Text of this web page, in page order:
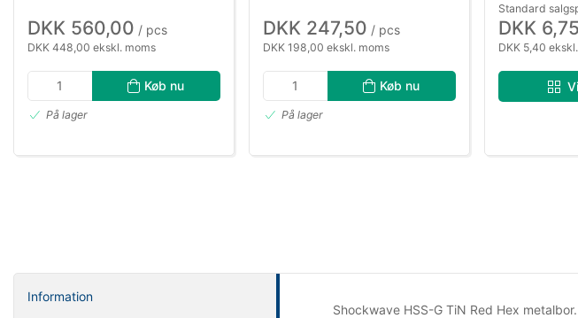
DKK 560,00 / pcs
DKK 448,00 ekskl. moms
Køb nu
På lager
DKK 247,50 / pcs
DKK 198,00 ekskl. moms
Køb nu
På lager
Standard
DKK 6,75
DKK 5,40
Information
Shockwave HSS-G TiN Red Hex